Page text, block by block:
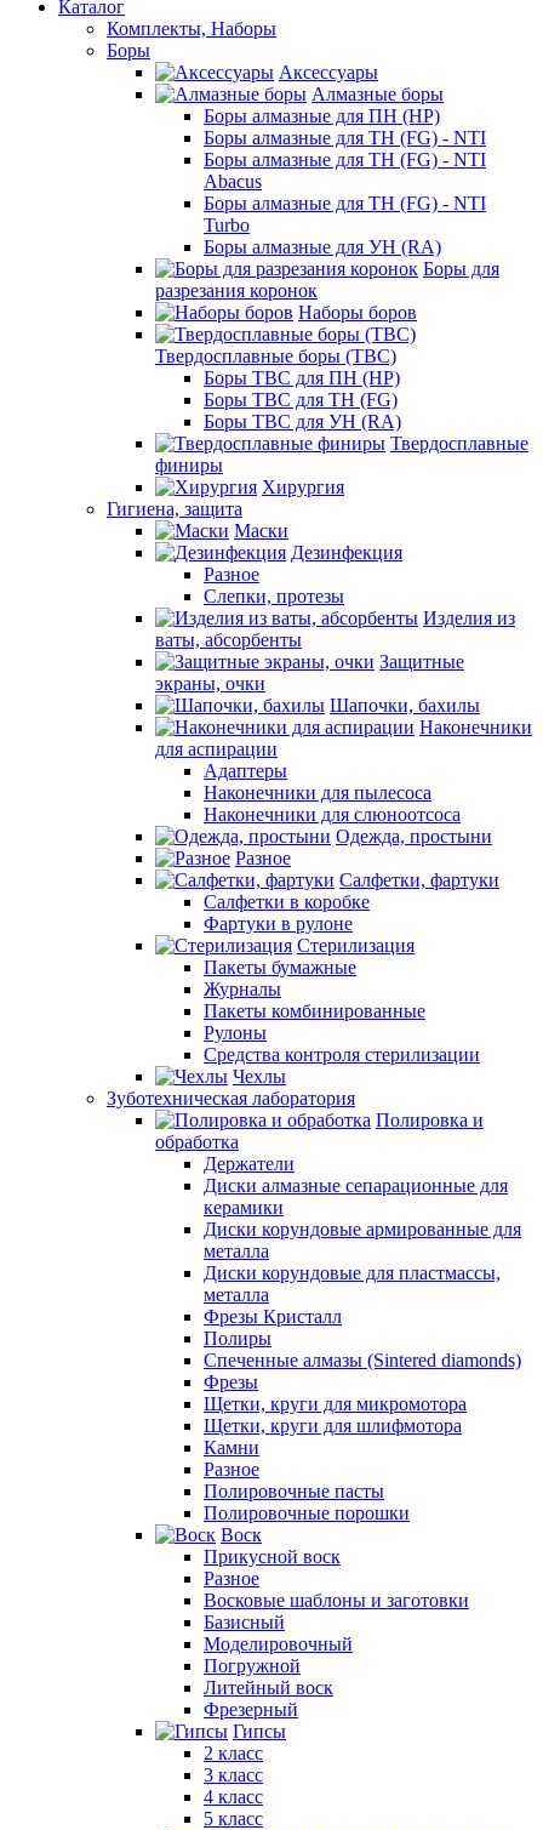
Каталог
Комплекты, Наборы
Боры
Аксессуары
Алмазные боры
Боры алмазные для ПН (HP)
Боры алмазные для ТН (FG) - NTI
Боры алмазные для ТН (FG) - NTI
Abacus
Боры алмазные для ТН (FG) - NTI
Turbo
Боры алмазные для УН (RA)
Боры для
разрезания коронок
Наборы боров
Твердосплавные боры (ТВС)
Боры ТВС для ПН (HP)
Боры ТВС для ТН (FG)
Боры ТВС для УН (RA)
Твердосплавные
финиры
Хирургия
Гигиена, защита
Маски
Дезинфекция
Разное
Слепки, протезы
Изделия из
ваты, абсорбенты
Защитные
экраны, очки
Шапочки, бахилы
Наконечники
для аспирации
Адаптеры
Наконечники для пылесоса
Наконечники для слюноотсоса
Одежда, простыни
Разное
Салфетки, фартуки
Салфетки в коробке
Фартуки в рулоне
Стерилизация
Пакеты бумажные
Журналы
Пакеты комбинированные
Рулоны
Средства контроля стерилизации
Чехлы
Зуботехническая лаборатория
Полировка и
обработка
Держатели
Диски алмазные сепарационные для
керамики
Диски корундовые армированные для
металла
Диски корундовые для пластмассы,
металла
Фрезы Кристалл
Полиры
Спеченные алмазы (Sintered diamonds)
Фрезы
Щетки, круги для микромотора
Щетки, круги для шлифмотора
Камни
Разное
Полировочные пасты
Полировочные порошки
Воск
Прикусной воск
Разное
Восковые шаблоны и заготовки
Базисный
Моделировочный
Погружной
Литейный воск
Фрезерный
Гипсы
2 класс
3 класс
4 класс
5 класс